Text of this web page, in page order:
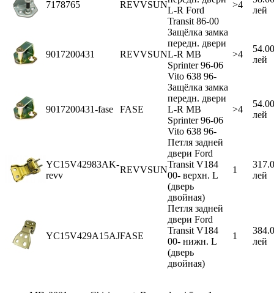
7178765 REVVSUN
L-R Ford
Transit 86-00
>4
лей
9017200431 REVVSUN
Защёлка замка
передн. двери
L-R MB
Sprinter 96-06
Vito 638 96-
>4
54.00
лей
9017200431-fase FASE
Защёлка замка
передн. двери
L-R MB
Sprinter 96-06
Vito 638 96-
>4
54.00
лей
YC15V42983AK-
revv
REVVSUN
Петля задней
двери Ford
Transit V184
00- верхн. L
(дверь
двойная)
1
лей
YC15V429A15AJFASE
Петля задней
двери Ford
Transit V184
00- нижн. L
(дверь
двойная)
1
лей